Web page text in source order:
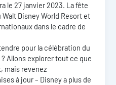
le 27 janvier 2023. La fête
Disney World Resort et
dans le cadre de
pour la célébration du
Allons explorer tout ce que
mais revenez
à jour – Disney a plus de